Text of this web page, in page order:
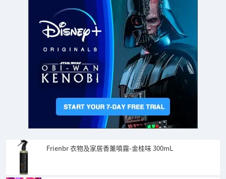
Frienbr 衣物及家居香薰噴霧-金桂味 300mL